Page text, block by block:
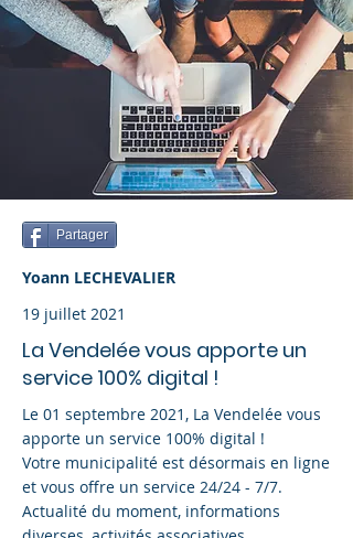
La Vendelée vous apporte un
service 100% digital !
Le 01 septembre 2021, La Vendelée vous
apporte un service 100% digital !
Votre municipalité est désormais en ligne
et vous offre un service 24/24 - 7/7.
Actualité du moment, informations
Partager
Yoann LECHEVALIER
19 juillet 2021